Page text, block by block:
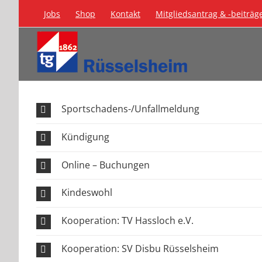
springen
Jobs Shop Kontakt Mitgliedsantrag & -
Sportschadens-/Unfallmeldung
Kündigung
Online – Buchungen
Kindeswohl
Kooperation: TV Hassloch e.V.
Kooperation: SV Disbu Rüsselsheim